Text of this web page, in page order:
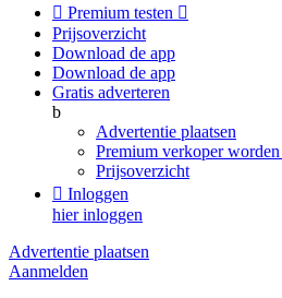
 Premium testen 
Prijsoverzicht
Download de app
Download de app
Gratis adverteren
b
Advertentie plaatsen
Premium verkoper worden
Prijsoverzicht
 Inloggen
hier inloggen
Advertentie plaatsen
Aanmelden